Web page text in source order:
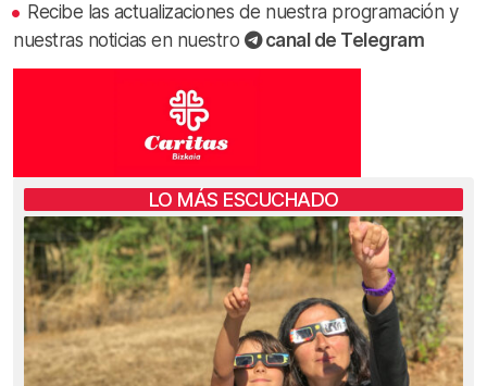
Recibe las actualizaciones de nuestra programación y
nuestras noticias en nuestro
canal de Telegram
LO MÁS ESCUCHADO